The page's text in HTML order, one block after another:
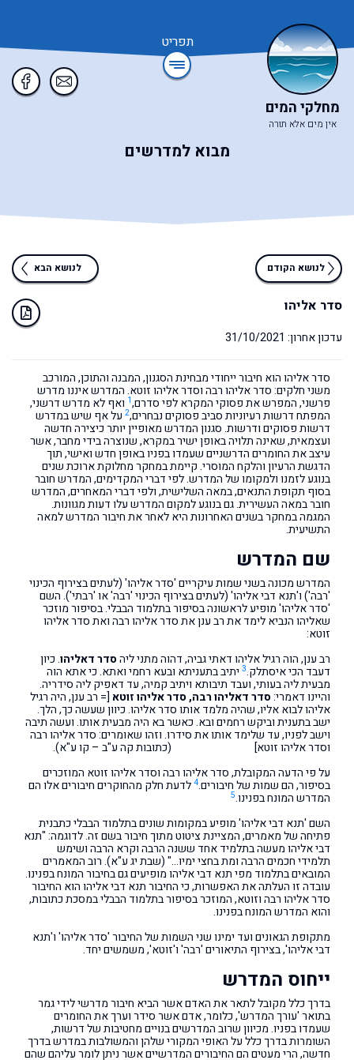
תפריט
מחלקי המים
אין מים אלא תורה
מבוא למדרשים
לנושא הקודם לנושא הבא
סדר אליהו
עדכון אחרון: 31/10/2021
סדר אליהו הוא חיבור ייחודי מבחינת הסגנון, המבנה והתוכן, המורכב
משני חלקים: סדר אליהו רבה וסדר אליהו זוטא. המדרש איננו מדרש
פרשני, המפרש את פסוקי המקרא לפי סדרם,1 ואף לא מדרש דרשני,
המפתח דרשות רעיוניות סביב פסוקים נבחרים,2 על אף שיש במדרש
דרשות פסוקים ודרשות. סגנון המדרש מאופיין יותר כיצירה חדשה
ועצמאית, שאינה תלויה באופן ישיר במקרא, שנוצרה בידי מחבר, אשר
עיצב את החומרים הדרשניים שעמדו בפניו באופן חדש ואישי, תוך
הדגשת הרעיון והלקח המוסרי. קיימת במחקר מחלוקת ארוכת שנים
בנוגע לזמנו ולמקומו של המדרש. לפי דברי המקדימים, המדרש חובר
בסוף תקופת התנאים, במאה השלישית, ולפי דברי המאחרים, המדרש
חובר במאה העשירית. גם בנוגע למקום המדרש עלו דעות מגוונות.
המגמה במחקר בשנים האחרונות היא לאחר את חיבור המדרש למאה
התשיעית.
שם המדרש
המדרש מכונה בשני שמות עיקריים 'סדר אליהו' (לעתים בצירוף הכינוי
'רבה') ו'תנא דבי אליהו' (לעתים בצירוף הכינוי 'רבה' או 'רבתי'). השם
'סדר אליהו' מופיע לראשונה בסיפור בתלמוד הבבלי. בסיפור מוזכר
שאליהו הנביא לימד את רב ענן את סדר אליהו רבה ואת סדר אליהו
זוטא:
רב ענן, הוה רגיל אליהו דאתי גביה, דהוה מתני ליהסדר דאליהו. כיון
דעבד הכי איסתלק.3 יתיב בתעניתא ובעא רחמי ואתא. כי אתא הוה
מבעית ליה בעותי, ועבד תיבותא ויתיב קמיה, עד דאפיק ליה סידריה.
והיינו דאמרי:סדר דאליהו רבה, סדר אליהו זוטא [= רב ענן, היה רגיל
אליהו לבוא אליו, שהיה מלמד אותו סדר אליהו. כיוון שעשה כך, הלך.
ישב בתענית וביקש רחמים ובא. כאשר בא היה מבעית אותו. ועשה תיבה
וישב לפניו, עד שלימד אותו את סידרו. וזהו שאומרים: סדר אליהו רבה
וסדר אליהו זוטא] (כתובות קה ע"ב – קו ע"א).
על פי הדעה המקובלת, סדר אליהו רבה וסדר אליהו זוטא המוזכרים
בסיפור, הם שמות של חיבורים.4 לדעת חלק מהחוקרים חיבורים אלו הם
המדרש המונח בפנינו.5
השם 'תנא דבי אליהו' מופיע במקומות שונים בתלמוד הבבלי כתבנית
פתיחה של מאמרים, המציינת ציטוט מתוך חיבור בשם זה. לדוגמה: "תנא
דבי אליהו מעשה בתלמיד אחד ששנה הרבה וקרא הרבה ושימש
תלמידי חכמים הרבה ומת בחצי ימיו…" (שבת יג ע"א). רוב המאמרים
המובאים בתלמוד מפי תנא דבי אליהו מופיעים גם בחיבור המונח בפנינו.
עובדה זו העלתה את האפשרות, כי החיבור תנא דבי אליהו הוא החיבור
סדר אליהו רבה וזוטא, המוזכר בסיפור בתלמוד הבבלי במסכת כתובות,
והוא המדרש המונח בפנינו.
מתקופת הגאונים ועד ימינו שני השמות של החיבור 'סדר אליהו' ו'תנא
דבי אליהו', בצירוף התיאורים 'רבה' ו'זוטא', משמשים יחד.
ייחוס המדרש
בדרך כלל מקובל לתאר את האדם אשר הביא חיבור מדרשי לידי גמר
בתואר 'עורך המדרש', כלומר, אדם אשר סידר וערך את החומרים
שעמדו בפניו. מכיוון שרוב המדרשים בנויים מחטיבות של דרשות,
השומרות בדרך כלל על האופי המקורי שלהן והמשולבות במדרש בדרך
חדשה, הרי מעטים הם החיבורים המדרשיים אשר ניתן לומר עליהם שהם